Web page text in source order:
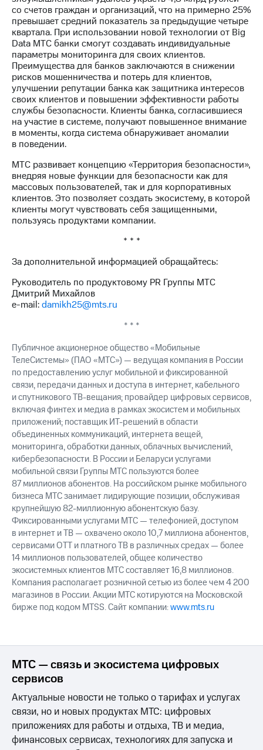
облигаций
Описание
Еврооблигации-2023
Уведомление
о
погашении
именных
облигаций
Другое
Регистратор
Реквизиты
развитие
деловая этика
На главную
со счетов граждан и организаций, что на примерно 25%
превышает средний показатель за предыдущие четыре
квартала. При использовании новой технологии от Big
Data МТС банки смогут создавать индивидуальные
параметры мониторинга для своих клиентов.
Преимущества для банков заключаются в снижении
рисков мошенничества и потерь для клиентов,
улучшении репутации банка как защитника интересов
своих клиентов и повышении эффективности работы
службы безопасности. Клиенты банка, согласившиеся
на участие в системе, получают повышенное внимание
в моменты, когда система обнаруживает аномалии
в поведении.
МТС развивает концепцию «Территория безопасности»,
внедряя новые функции для безопасности как для
массовых пользователей, так и для корпоративных
клиентов. Это позволяет создать экосистему, в которой
клиенты могут чувствовать себя защищенными,
пользуясь продуктами компании.
* * *
За дополнительной информацией обращайтесь:
Руководитель по продуктовому PR Группы МТС
Дмитрий Михайлов
e-mail:damikh25@mts.ru
* * *
Публичное акционерное общество «Мобильные
ТелеСистемы» (ПАО «МТС») — ведущая компания в России
по предоставлению услуг мобильной и фиксированной
связи, передачи данных и доступа в интернет, кабельного
и спутникового ТВ-вещания; провайдер цифровых сервисов,
включая финтех и медиа в рамках экосистем и мобильных
приложений; поставщик ИТ-решений в области
объединенных коммуникаций, интернета вещей,
мониторинга, обработки данных, облачных вычислений,
кибербезопасности. В России и Беларуси услугами
мобильной связи Группы МТС пользуются более
87 миллионов абонентов. На российском рынке мобильного
бизнеса МТС занимает лидирующие позиции, обслуживая
крупнейшую 82-миллионную абонентскую базу.
Фиксированными услугами МТС — телефонией, доступом
в интернет и ТВ — охвачено около 10,7 миллиона абонентов,
сервисами OTT и платного ТВ в различных средах — более
14 миллионов пользователей, общее количество
экосистемных клиентов МТС составляет 16,8 миллионов.
Компания располагает розничной сетью из более чем 4 200
магазинов в России. Акции МТС котируются на Московской
бирже под кодом MTSS. Сайт компании:www.mts.ru
МТС — связь и экосистема цифровых
сервисов
Актуальные новости не только о тарифах и услугах
связи, но и новых продуктах МТС: цифровых
приложениях для работы и отдыха, ТВ и медиа,
финансовых сервисах, технологиях для запуска и